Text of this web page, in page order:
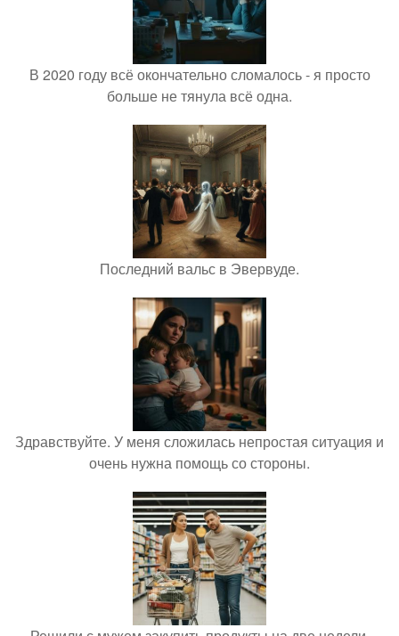
В 2020 году всё окончательно сломалось - я просто
больше не тянула всё одна.
Последний вальс в Эвервуде.
Здравствуйте. У меня сложилась непростая ситуация и
очень нужна помощь со стороны.